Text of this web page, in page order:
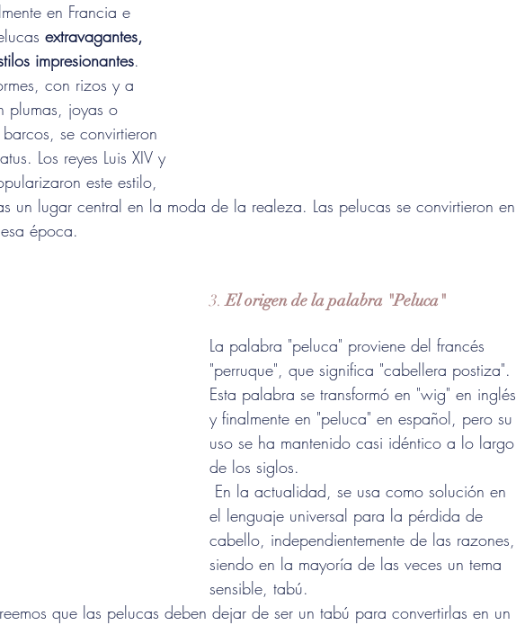
en Francia e
extravagantes,
impresionantes.
con rizos y a
plumas, joyas o
se convirtieron
Los reyes Luis XIV y
este estilo,
un lugar central en la moda de la realeza. Las pelucas se convirtieron en
época.
3. El origen de la palabra "Peluca"
La palabra "peluca" proviene del francés
"perruque", que significa "cabellera postiza".
Esta palabra se transformó en "wig" en inglés
y finalmente en "peluca" en español, pero su
uso se ha mantenido casi idéntico a lo largo
de los siglos.
el lenguaje universal para la pérdida de
cabello, independientemente de las razones,
siendo en la mayoría de las veces un tema
sensible, tabú.
que las pelucas deben dejar de ser un tabú para convertirlas en un